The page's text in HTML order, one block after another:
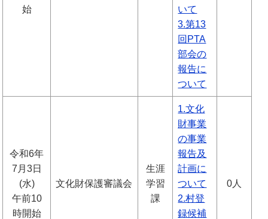
始
いて
3.第13
回PTA
部会の
報告に
ついて
令和6年
7月3日
(水)
午前10
時開始
文化財保護審議会
生涯
学習
課
1.文化
財事業
の事業
報告及
計画に
ついて
2.村登
録候補
0人